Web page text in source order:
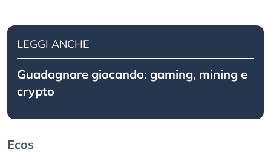
LEGGI ANCHE
Guadagnare giocando: gaming, mining e
crypto
Ecos